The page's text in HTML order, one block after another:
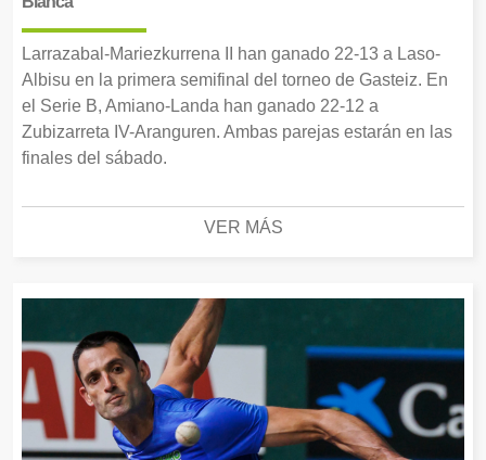
Larrazabal-Mariezkurrena II han ganado 22-13 a Laso-
Albisu en la primera semifinal del torneo de Gasteiz. En
el Serie B, Amiano-Landa han ganado 22-12 a
Zubizarreta IV-Aranguren. Ambas parejas estarán en las
finales del sábado.
VER MÁS